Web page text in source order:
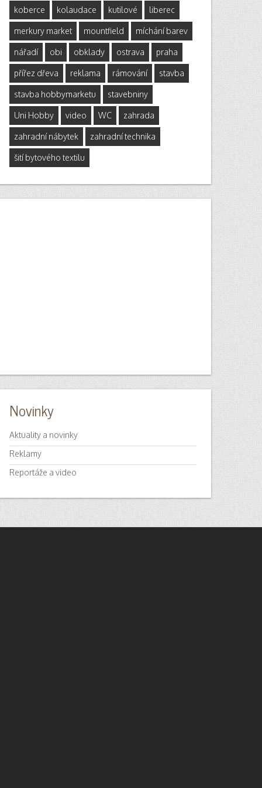
koberce kolaudace kutilové liberec
merkury market mountfield míchání barev
nářadí obi obklady ostrava praha
přířez dřeva reklama rámování stavba
stavba hobbymarketu stavebniny
Uni Hobby video WC zahrada
zahradní nábytek zahradní technika
šití bytového textilu
Novinky
Aktuality a novinky
Reklamy
Reportáže a video